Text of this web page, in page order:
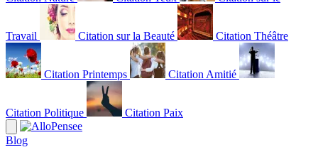
Travail Citation sur la Beauté Citation Théâtre
Citation Printemps Citation Amitié
Citation Politique Citation Paix
Blog